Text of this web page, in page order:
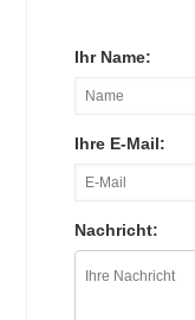
Ihr Name:
Ihre E-Mail:
Nachricht: